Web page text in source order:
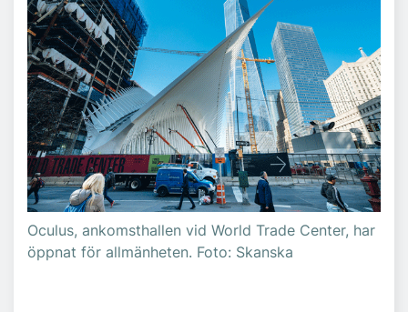
Oculus, ankomsthallen vid World Trade Center, har
öppnat för allmänheten. Foto: Skanska